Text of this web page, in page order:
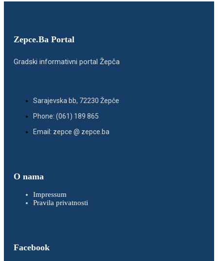
Zepce.Ba Portal
Gradski informativni portal Žepča
Sarajevska bb, 72230 Žepče
Phone: (061) 189 865
Email: zepce @ zepce.ba
O nama
Impressum
Pravila privatnosti
Facebook